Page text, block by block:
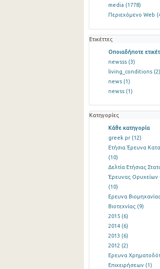
media (1778)
Περιεχόμενο Web
Ετικέττες
Οποιαδήποτε
newsss (3)
living_conditions (2)
news (1)
newss (1)
Κατηγορίες
Κάθε κατηγορία
greek pr (12)
Ετήσια Έρευνα
(10)
Δελτία Ετήσιας
Έρευνας Ορυχείων
(10)
Ερευνα
Βιοτεχνίας (9)
2015 (6)
2014 (6)
2013 (6)
2012 (2)
Ερευνα
Επιχειρήσεων (1)